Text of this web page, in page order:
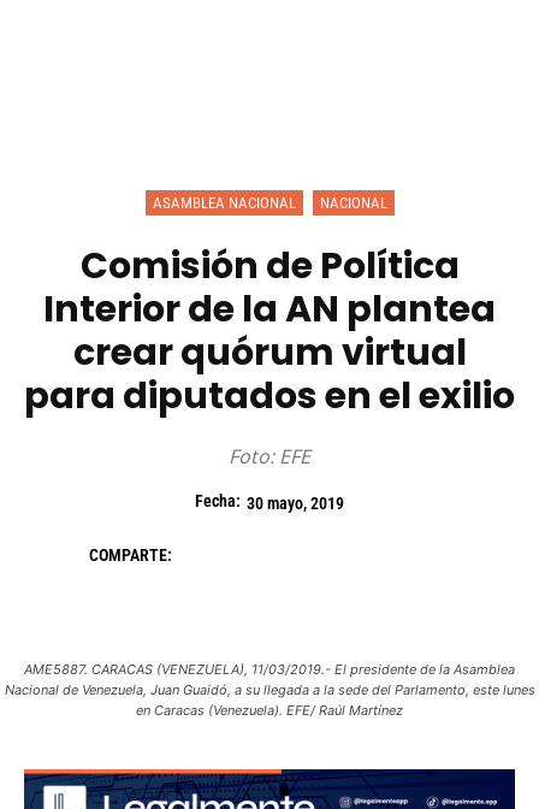
ASAMBLEA NACIONAL NACIONAL
Comisión de Política
Interior de la AN plantea
crear quórum virtual
para diputados en el exilio
Foto: EFE
Fecha: 30 mayo, 2019
COMPARTE:
AME5887. CARACAS (VENEZUELA), 11/03/2019.- El presidente de la Asamblea
Nacional de Venezuela, Juan Guaidó, a su llegada a la sede del Parlamento, este lunes
en Caracas (Venezuela). EFE/ Raúl Martínez